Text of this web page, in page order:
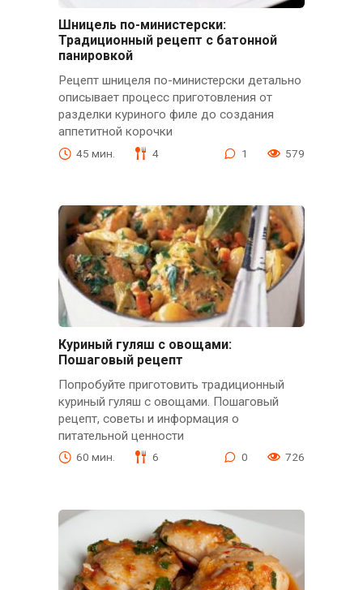
Шницель по-министерски:
Традиционный рецепт с батонной
панировкой
Рецепт шницеля по-министерски детально
описывает процесс приготовления от
разделки куриного филе до создания
аппетитной корочки
45 мин. 4 1 579
Куриный гуляш с овощами:
Пошаговый рецепт
Попробуйте приготовить традиционный
куриный гуляш с овощами. Пошаговый
рецепт, советы и информация о
питательной ценности
60 мин. 6 0 726